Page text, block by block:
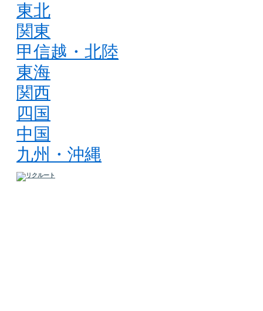
東北
関東
甲信越・北陸
東海
関西
四国
中国
九州・沖縄